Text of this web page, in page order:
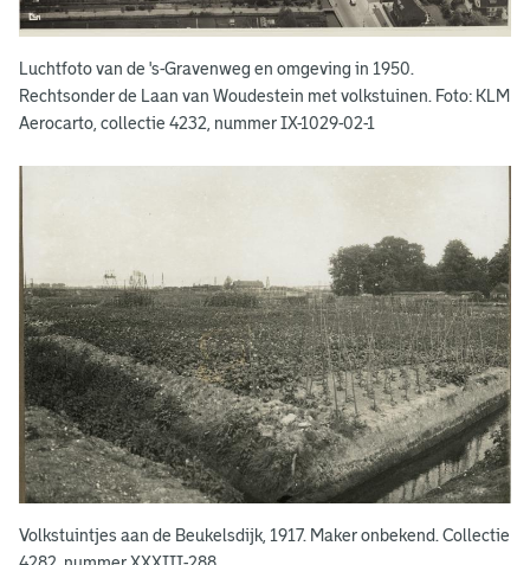
e
v
o
k
s
t
u
i
n
e
n
Luchtfoto van de 's-Gravenweg en omgeving in 1950.
Rechtsonder de Laan van Woudestein met volkstuinen. Foto: KLM
Aerocarto, collectie 4232, nummer IX-1029-02-1
Volkstuintjes aan de Beukelsdijk, 1917. Maker onbekend. Collectie